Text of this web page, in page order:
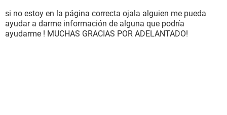
si no estoy en la página correcta ojala alguien me pueda
ayudar a darme información de alguna que podría
ayudarme ! MUCHAS GRACIAS POR ADELANTADO!